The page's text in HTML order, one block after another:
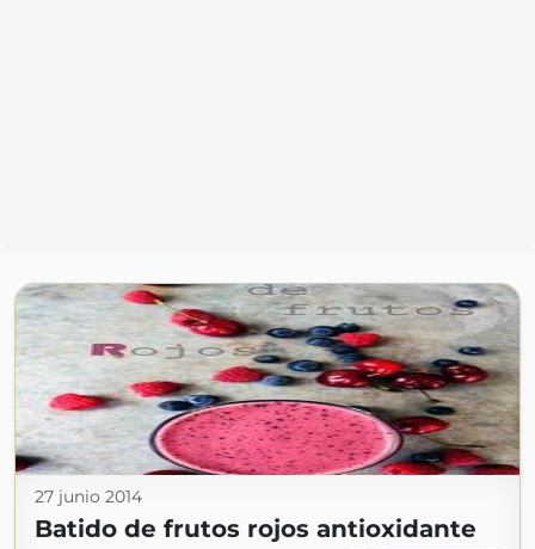
27 junio 2014
Batido de frutos rojos antioxidante